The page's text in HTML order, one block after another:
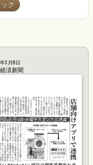
ク
済新聞
3月8日